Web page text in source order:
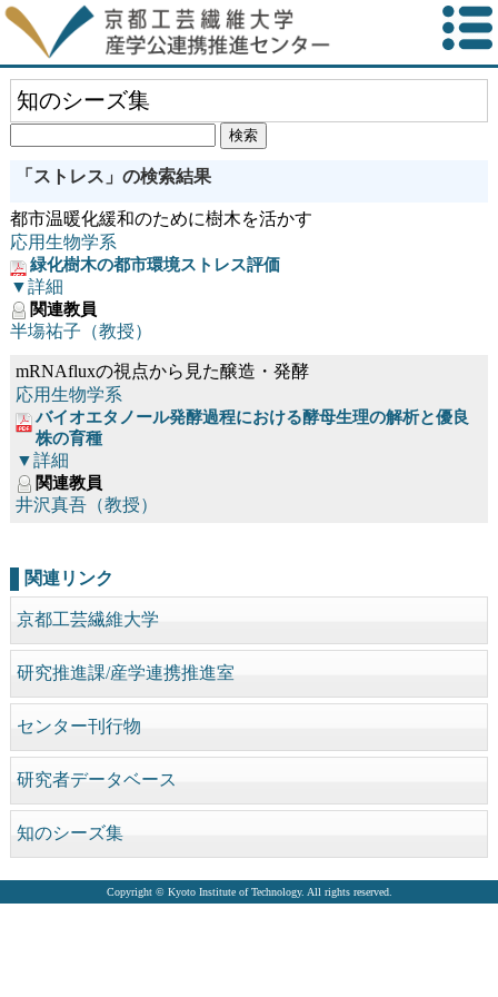
知のシーズ集
「ストレス」の検索結果
都市温暖化緩和のために樹木を活かす
応用生物学系
緑化樹木の都市環境ストレス評価
▼詳細
関連教員
半塲祐子（教授）
mRNAfluxの視点から見た醸造・発酵
応用生物学系
バイオエタノール発酵過程における酵母生理の解析と優良
株の育種
▼詳細
関連教員
井沢真吾（教授）
関連リンク
京都工芸繊維大学
研究推進課/産学連携推進室
センター刊行物
研究者データベース
知のシーズ集
Copyright © Kyoto Institute of Technology. All rights reserved.